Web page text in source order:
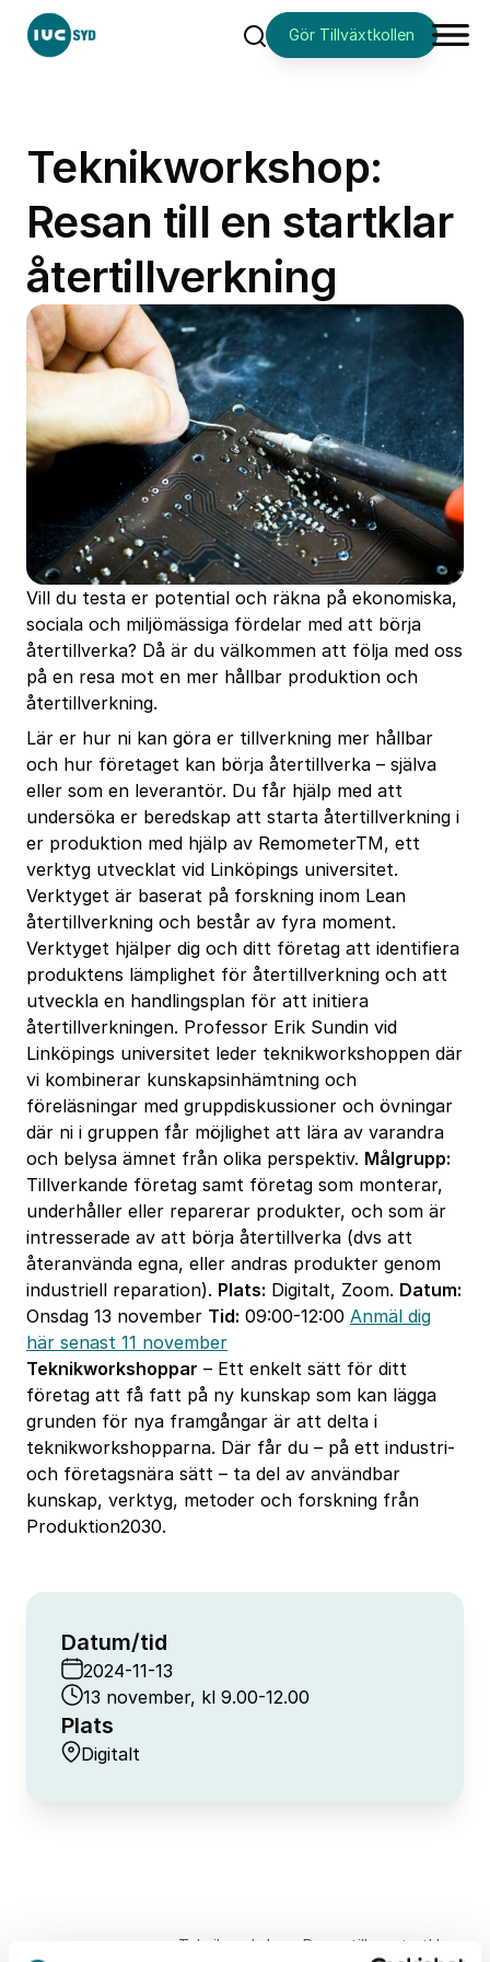
SökGör Tillväxtkollen
Teknikworkshop:
Resan till en startklar
återtillverkning
Vill du testa er potential och räkna på ekonomiska,
sociala och miljömässiga fördelar med att börja
återtillverka? Då är du välkommen att följa med oss
på en resa mot en mer hållbar produktion och
återtillverkning.
Lär er hur ni kan göra er tillverkning mer hållbar
och hur företaget kan börja återtillverka – själva
eller som en leverantör. Du får hjälp med att
undersöka er beredskap att starta återtillverkning i
er produktion med hjälp av RemometerTM, ett
verktyg utvecklat vid Linköpings universitet.
Verktyget är baserat på forskning inom Lean
återtillverkning och består av fyra moment.
Verktyget hjälper dig och ditt företag att identifiera
produktens lämplighet för återtillverkning och att
utveckla en handlingsplan för att initiera
återtillverkningen. Professor Erik Sundin vid
Linköpings universitet leder teknikworkshoppen där
vi kombinerar kunskapsinhämtning och
föreläsningar med gruppdiskussioner och övningar
där ni i gruppen får möjlighet att lära av varandra
och belysa ämnet från olika perspektiv. Målgrupp:
Tillverkande företag samt företag som monterar,
underhåller eller reparerar produkter, och som är
intresserade av att börja återtillverka (dvs att
återanvända egna, eller andras produkter genom
industriell reparation). Plats: Digitalt, Zoom. Datum:
Onsdag 13 november Tid: 09:00-12:00 Anmäl dig
här senast 11 november
Teknikworkshoppar – Ett enkelt sätt för ditt
företag att få fatt på ny kunskap som kan lägga
grunden för nya framgångar är att delta i
teknikworkshopparna. Där får du – på ett industri-
och företagsnära sätt – ta del av användbar
kunskap, verktyg, metoder och forskning från
Produktion2030.
Datum/tid
2024-11-13
13 november, kl 9.00-12.00
Plats
Digitalt
Hem
Teknikworkshop: Resan till en startklar